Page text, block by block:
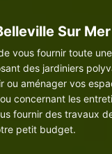
Sur Mer
vous fournir toute
des jardiniers
ou aménager vos
concernant les
fournir des travaux
petit budget.